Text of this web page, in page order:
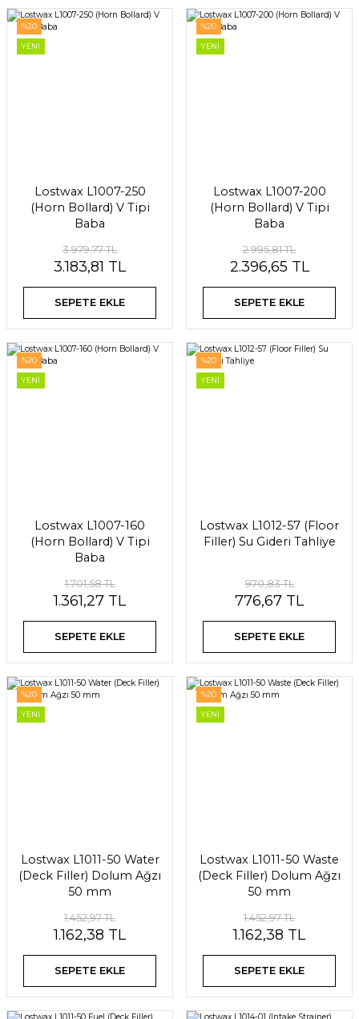
%20
YENİ
Lostwax L1007-250
(Horn Bollard) V Tipi
Baba
3.979,77 TL
3.183,81 TL
SEPETE EKLE
%20
YENİ
Lostwax L1007-200
(Horn Bollard) V Tipi
Baba
2.995,81 TL
2.396,65 TL
SEPETE EKLE
%20
YENİ
Lostwax L1007-160
(Horn Bollard) V Tipi
Baba
1.701,58 TL
1.361,27 TL
SEPETE EKLE
%20
YENİ
Lostwax L1012-57 (Floor
Filler) Su Gideri Tahliye
970,83 TL
776,67 TL
SEPETE EKLE
%20
YENİ
Lostwax L1011-50 Water
(Deck Filler) Dolum Ağzı
50 mm
1.452,97 TL
1.162,38 TL
SEPETE EKLE
%20
YENİ
Lostwax L1011-50 Waste
(Deck Filler) Dolum Ağzı
50 mm
1.452,97 TL
1.162,38 TL
SEPETE EKLE